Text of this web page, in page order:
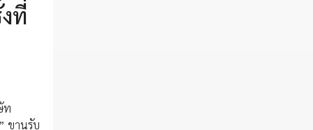
ที่
ท
ขานรับ